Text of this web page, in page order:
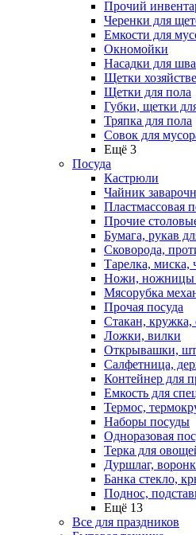
Прочий
Черенки для
Емкости для
Окномойки
Насадки для
Щетки
Щетки для пола
Губки, щетки
Тряпка для пола
Совок для
Ещё 3
Посуда
Кастрюли
Чайник
Пластмассовая
Прочие
Бумага, рукав
Сковорода,
Тарелка, миска,
Ножи, ножницы
Мясорубка
Прочая посуда
Стакан, кружка,
Ложки, вилки
Открывашки,
Салфетница,
Контейнер для
Емкость для
Термос,
Наборы посуды
Одноразовая
Терка для
Дуршлаг,
Банка стекло,
Поднос,
Ещё 13
Все для праздников